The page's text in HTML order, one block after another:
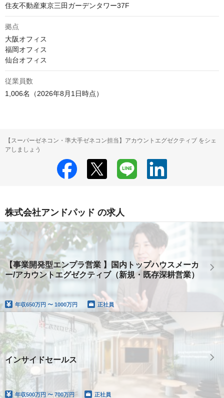
住友不動産東京三田ガーデンタワー37F
拠点
大阪オフィス
福岡オフィス
仙台オフィス
従業員数
1,006名（2026年8月1日時点）
【スーパーゼネコン・準大手ゼネコン担当】アカウントエグゼクティブ をシェ
アしましょう
株式会社アンドパッド の求人
【事業開発型エンプラ営業 】国内トップハウスメーカ
ー/アカウントエグゼクティブ（新規・既存深耕営業）
年収650万円 〜 1000万円 正社員
インサイドセールス
年収500万円 〜 700万円 正社員